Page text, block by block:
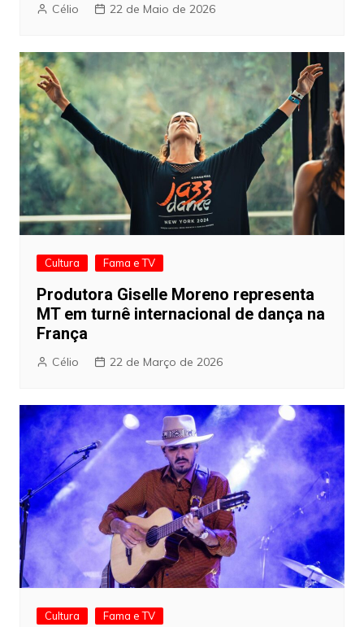
Célio 22 de Maio de 2026
Cultura Fama e TV
Produtora Giselle Moreno representa
MT em turnê internacional de dança na
França
Célio 22 de Março de 2026
Cultura Fama e TV